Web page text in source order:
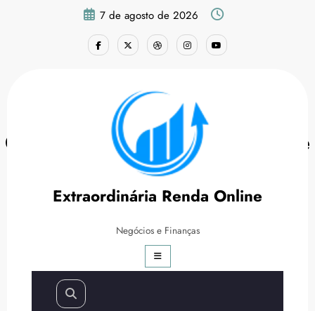
7 de agosto de 2026
Extraordinária Renda Online
Negócios e Finanças
O que são feedbacks e qual é
a importância para sua
empresa?
Empreendedorismo
O que são feedbacks e qual é a importância para sua